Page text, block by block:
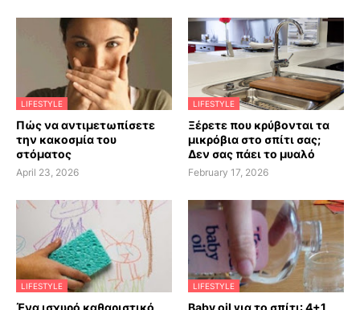
LIFESTYLE
Πώς να αντιμετωπίσετε
την κακοσμία του
στόματος
April 23, 2026
LIFESTYLE
Ξέρετε που κρύβονται τα
μικρόβια στο σπίτι σας;
Δεν σας πάει το μυαλό
February 17, 2026
LIFESTYLE
Ένα ισχυρό καθαριστικό
LIFESTYLE
Baby oil για το σπίτι: 4+1